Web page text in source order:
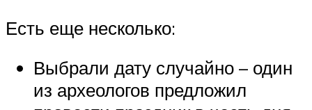
Есть еще несколько:
Выбрали дату случайно – один
из археологов предложил